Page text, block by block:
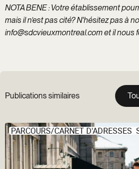
NOTA BENE : Votre établissement
mais il n’est pas cité? N'hésitez pas à
info@sdcvieuxmontreal.comet il nous
Publications similaires
PARCOURS/CARNET D'ADRESSES